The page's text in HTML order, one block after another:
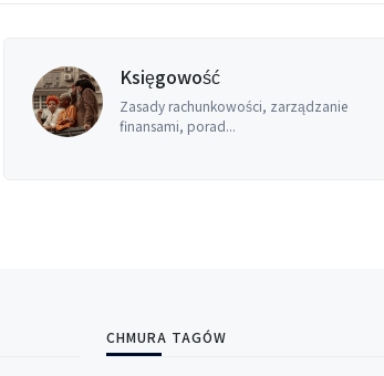
Księgowość
Zasady rachunkowości, zarządzanie
finansami, porad...
CHMURA TAGÓW